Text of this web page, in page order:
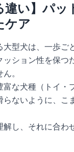
違い】パ
ケア
大型犬は、一歩ご
ッション性を保つ
。
な犬種（トイ・
らないように、こ
し、それに合わ